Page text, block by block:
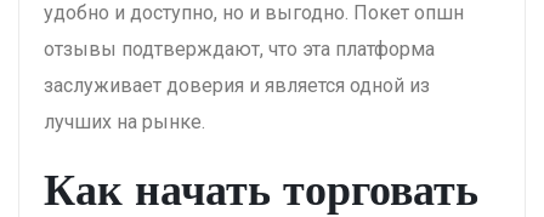
удобно и доступно, но и выгодно. Покет опшн
отзывы подтверждают, что эта платформа
заслуживает доверия и является одной из
лучших на рынке.
Как начать торговать